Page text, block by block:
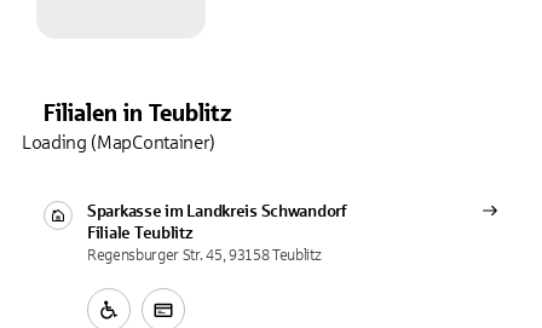
Filialen in Teublitz
Sparkasse im Landkreis Schwandorf
Filiale Teublitz
Regensburger Str. 45, 93158 Teublitz
Loading (MapContainer)